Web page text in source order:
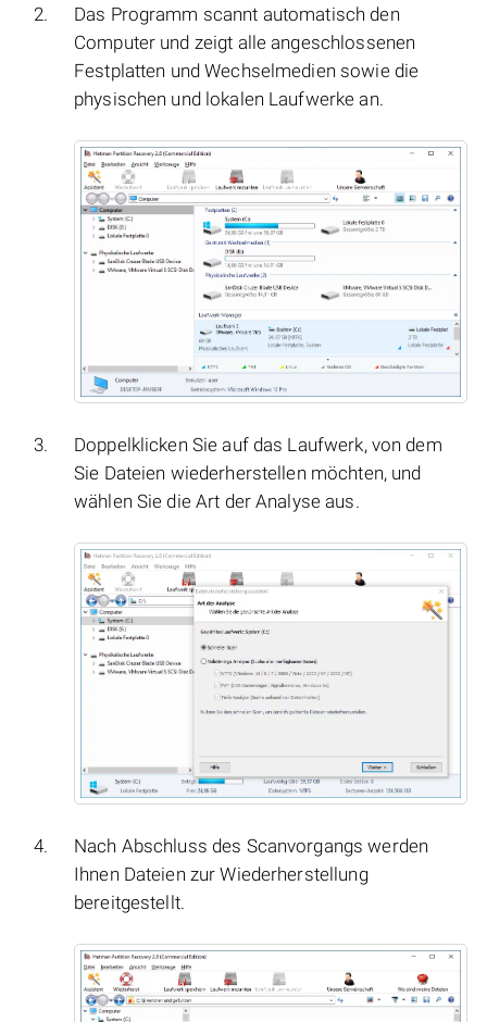
Das Programm scannt automatisch den
Computer und zeigt alle angeschlossenen
Festplatten und Wechselmedien sowie die
physischen und lokalen Laufwerke an.
Doppelklicken Sie auf das Laufwerk, von dem
Sie Dateien wiederherstellen möchten, und
wählen Sie die Art der Analyse aus.
Nach Abschluss des Scanvorgangs werden
Ihnen Dateien zur Wiederherstellung
bereitgestellt.